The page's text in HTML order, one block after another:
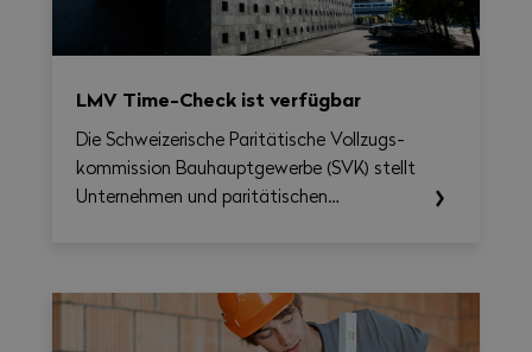
LMV Time-Check ist verfügbar
Die Schweizerische Paritätische Vollzugs­
kommission Bau­haupt­gewerbe (SVK) stellt
Unternehmen und paritätischen
Gesamtarbeitsvertrags 2026–2031
erleichtern soll. Damit lassen sich